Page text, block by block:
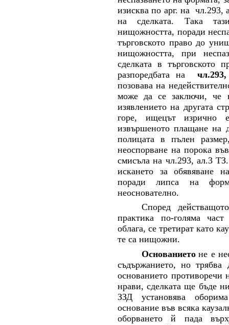
изисква по арг. на чл.293,
на сделката. Така
нищожността, поради
търговското право до
нищожността, при
сделката в търговското
разпоредбата на
позовава на
може да се заключи, че
изявлението на другата
горе, ищецът изрично
извършеното плащане на
полицата в пълен
неоспорване на порока
смисъла на чл.293, ал.3
искането за обявяване
поради липса на
неоснователно.
Според
практика по-голяма
облага, се третират като
те са нищожни.
Основанието не е
съдържанието, но
основанието
нрави, сделката ще бъде
ЗЗД установява
основание във всяка
оборването й пада